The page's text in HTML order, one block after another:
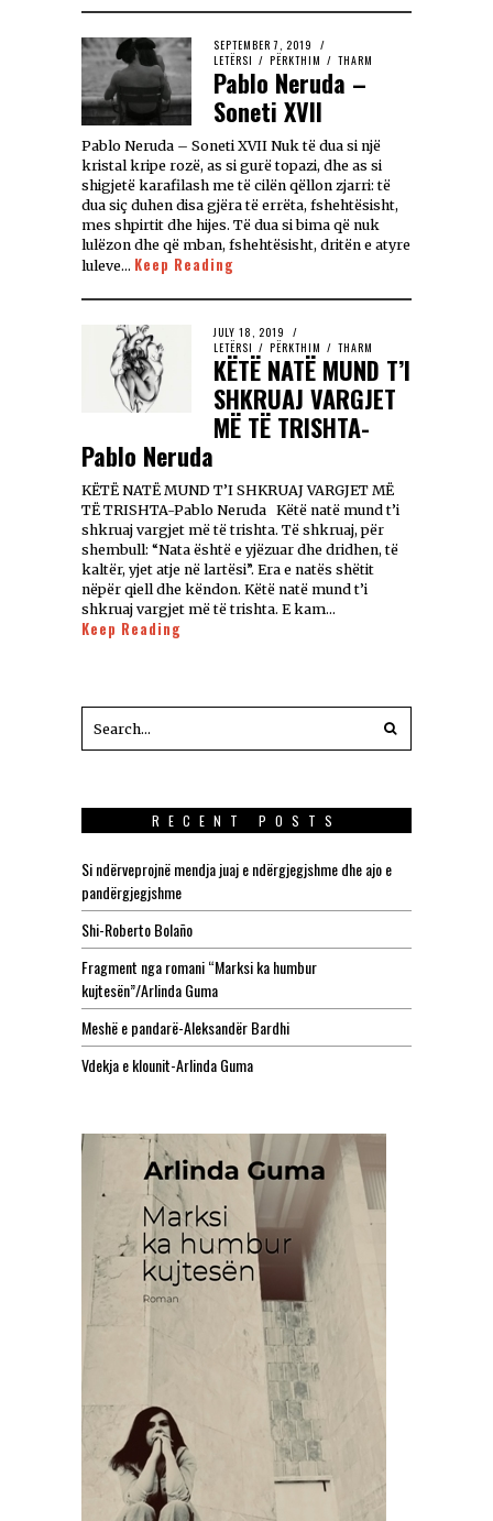
SEPTEMBER 7, 2019
LETËRSI / PËRKTHIM / THARM
Pablo Neruda –
Soneti XVII
Pablo Neruda – Soneti XVII Nuk të dua si një
kristal kripe rozë, as si gurë topazi, dhe as si
shigjetë karafilash me të cilën qëllon zjarri: të
dua siç duhen disa gjëra të errëta, fshehtësisht,
mes shpirtit dhe hijes. Të dua si bima që nuk
lulëzon dhe që mban, fshehtësisht, dritën e atyre
luleve… Keep Reading
JULY 18, 2019
LETËRSI / PËRKTHIM / THARM
KËTË NATË MUND T’I
SHKRUAJ VARGJET
MË TË TRISHTA-
Pablo Neruda
KËTË NATË MUND T’I SHKRUAJ VARGJET MË
TË TRISHTA-Pablo Neruda Këtë natë mund t’i
shkruaj vargjet më të trishta. Të shkruaj, për
shembull: “Nata është e yjëzuar dhe dridhen, të
kaltër, yjet atje në lartësi”. Era e natës shëtit
nëpër qiell dhe këndon. Këtë natë mund t’i
shkruaj vargjet më të trishta. E kam…
Keep Reading
RECENT POSTS
Si ndërveprojnë mendja juaj e ndërgjegjshme dhe ajo e
pandërgjegjshme
Shi-Roberto Bolaño
Fragment nga romani “Marksi ka humbur
kujtesën”/Arlinda Guma
Meshë e pandarë-Aleksandër Bardhi
Vdekja e klounit-Arlinda Guma